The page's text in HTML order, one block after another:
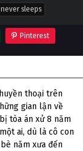
sleeps
Pinterest
thoại trên
gian lận về
tòa án xử 8 năm
ai, dù là cô con
năm xưa đến